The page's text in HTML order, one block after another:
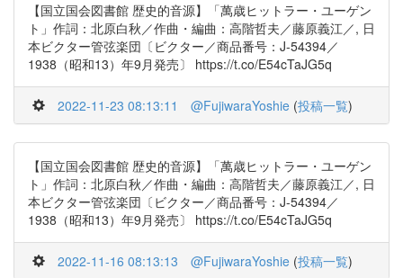
【国立国会図書館 歴史的音源】「萬歳ヒットラー・ユーゲン
ト」作詞：北原白秋／作曲・編曲：高階哲夫／藤原義江／, 日
本ビクター管弦楽団〔ビクター／商品番号：J-54394／
1938（昭和13）年9月発売〕 https://t.co/E54cTaJG5q
2022-11-23 08:13:11 @FujiwaraYoshie (投稿一覧)
【国立国会図書館 歴史的音源】「萬歳ヒットラー・ユーゲン
ト」作詞：北原白秋／作曲・編曲：高階哲夫／藤原義江／, 日
本ビクター管弦楽団〔ビクター／商品番号：J-54394／
1938（昭和13）年9月発売〕 https://t.co/E54cTaJG5q
2022-11-16 08:13:13 @FujiwaraYoshie (投稿一覧)